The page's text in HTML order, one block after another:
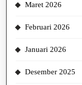
Maret 2026
Februari 2026
Januari 2026
Desember 2025